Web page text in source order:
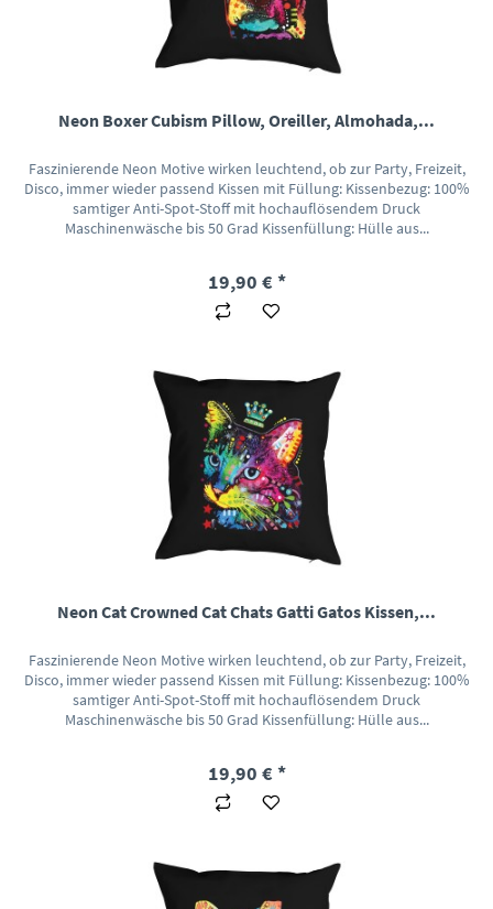
Neon Boxer Cubism Pillow, Oreiller, Almohada,...
Faszinierende Neon Motive wirken leuchtend, ob zur Party, Freizeit,
Disco, immer wieder passend Kissen mit Füllung: Kissenbezug: 100%
samtiger Anti-Spot-Stoff mit hochauflösendem Druck
Maschinenwäsche bis 50 Grad Kissenfüllung: Hülle aus...
19,90 € *
Neon Cat Crowned Cat Chats Gatti Gatos Kissen,...
Faszinierende Neon Motive wirken leuchtend, ob zur Party, Freizeit,
Disco, immer wieder passend Kissen mit Füllung: Kissenbezug: 100%
samtiger Anti-Spot-Stoff mit hochauflösendem Druck
Maschinenwäsche bis 50 Grad Kissenfüllung: Hülle aus...
19,90 € *